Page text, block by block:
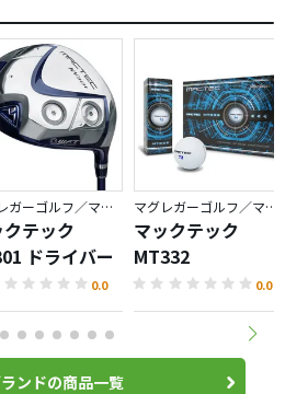
マグレガーゴルフ／マックテック
テック
ドライバー
0.0
マグレガーゴルフ／マックテック
マックテック
MT332
0.0
ンドの商品一覧